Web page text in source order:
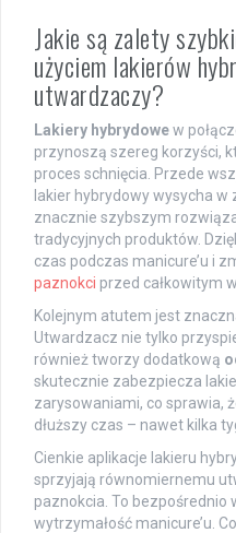
Jakie są zalety
użyciem lakierów
utwardzaczy?
Lakiery hybrydowew
przynoszą szereg korzyści,
proces schnięcia. Przede
lakier hybrydowy wysycha w
znacznie szybszym
tradycyjnych produktów.
czas podczas manicure’u i
paznokci przed całkowitym
Kolejnym atutem jest
Utwardzacz nie tylko
również tworzy dodatkową
skutecznie zabezpiecza
zarysowaniami, co sprawia,
dłuższy czas – nawet kilka
Cienkie aplikacje lakieru
sprzyjają równomiernemu
paznokcia. To bezpośrednio
wytrzymałość manicure’u.